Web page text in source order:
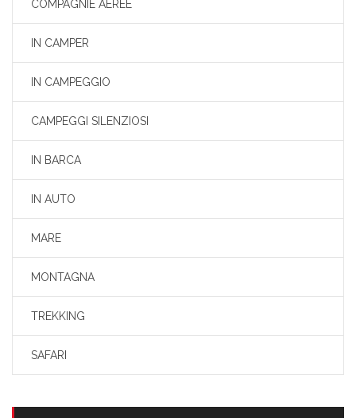
COMPAGNIE AEREE
IN CAMPER
IN CAMPEGGIO
CAMPEGGI SILENZIOSI
IN BARCA
IN AUTO
MARE
MONTAGNA
TREKKING
SAFARI